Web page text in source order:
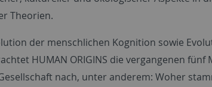
Theorien.
der menschlichen Kognition sowie
HUMAN ORIGINS die vergangenen fünf
nach, unter anderem: Woher